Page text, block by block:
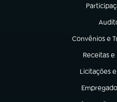
(abre em
(abre
Convênios e
(abre em
Receitas e
(abre em
Licitações
(abre em
(abre em